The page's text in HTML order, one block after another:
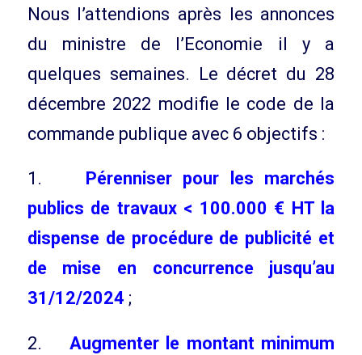
Nous l’attendions après les annonces
du ministre de l’Economie il y a
quelques semaines. Le décret du 28
décembre 2022 modifie le code de la
commande publique avec 6 objectifs :
1.
Pérenniser pour les marchés
publics de travaux < 100.000 € HT la
dispense de procédure de publicité et
de mise en concurrence jusqu’au
31/12/2024 ;
2. Augmenter le montant minimum